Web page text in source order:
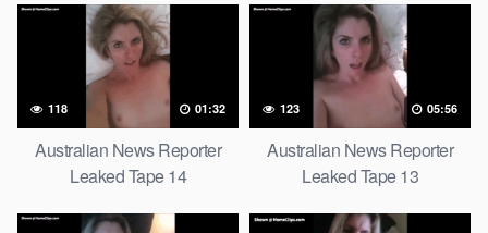
118 01:32
Australian News Reporter
Leaked Tape 14
123 05:56
Australian News Reporter
Leaked Tape 13